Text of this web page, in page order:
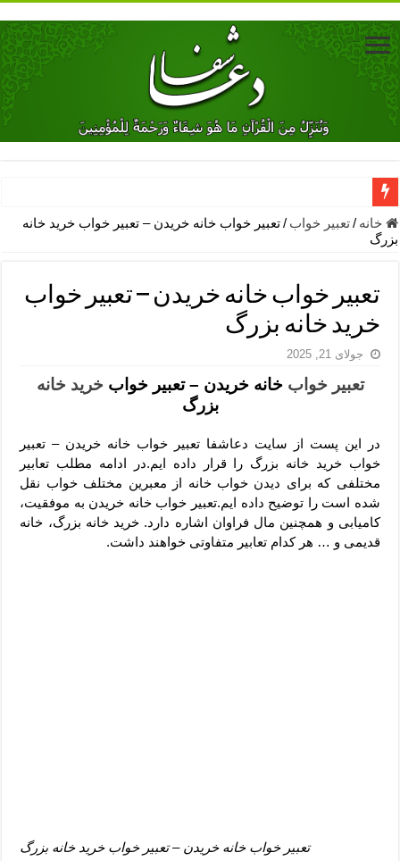
دعای جلب محبت فوری معشوق – دعای جلب محبت شوهر
دعای مشکل گشا برای رفع فقر – ذکرهای روزی‌ بخش
معجزات دعای یا من اظهر الجمیل – دعای یا من اظهر الجمیل برای
مهم ترین اذکار الهی و فضیلت آن ها – ذکر مخصوص مستجاب الدعوه
دعا برای ترس بچه ها در خواب – دعای ترس و بی خوابی کودکان
نماز حاجت برای کار گشایی- دعای رفع مشکلات و طلب حاجت
دعای رفع فقر و طلب رزق و روزی – آیه‌ جلب ثروت و برکت مال
دعای قوی رفع ترس – دعای مجرب برای آرامش قلب و رفع اضطراب
دعا برای پولدار شدن در یک روز – دعای ثروت حضرت سلیمان
خانه /تعبیر خواب /تعبیر خواب خانه خریدن – تعبیر خواب خرید خانه
بزرگ
تعبیر خواب خانه خریدن – تعبیر خواب
خرید خانه بزرگ
جولای 21, 2025
تعبیر خواب خانه خریدن – تعبیر خواب خرید خانه
بزرگ
در این پست از سایت دعاشفا تعبیر خواب خانه خریدن – تعبیر
خواب خرید خانه بزرگ را قرار داده ایم.در ادامه مطلب تعابیر
مختلفی که برای دیدن خواب خانه از معبرین مختلف خواب نقل
شده است را توضیح داده ایم.تعبیر خواب خانه خریدن به موفقیت،
کامیابی و همچنین مال فراوان اشاره دارد. خرید خانه بزرگ، خانه
قدیمی و … هر کدام تعابیر متفاوتی خواهند داشت.
تعبیر خواب خانه خریدن – تعبیر خواب خرید خانه بزرگ